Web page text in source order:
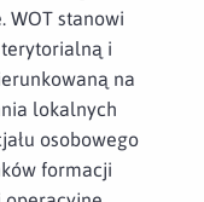
WOT stanowi
terytorialną i
na
lokalnych
osobowego
formacji